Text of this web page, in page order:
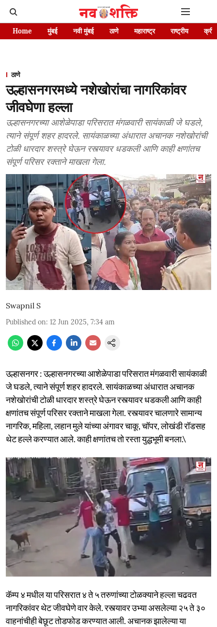
Home मुंबई नवी मुंबई ठाणे महाराष्ट्र राष्ट्रीय
ठाणे
उल्हासनगरमध्ये नशेखोरांचा नागरिकांवर
जीवघेणा हल्ला
उल्हासनगरच्या आशेळेपाडा परिसरात मंगळवारी सायंकाळी जे घडले,
त्याने संपूर्ण शहर हादरले. सायंकाळच्या अंधारात अचानक नशेखोरांची
टोळी धारदार शस्त्रे घेऊन रस्त्यावर धडकली आणि काही क्षणांतच
संपूर्ण परिसर रक्ताने माखला गेला.
Swapnil S
Published on: 12 Jun 2025, 7:34 am
उल्हासनगर : उल्हासनगरच्या आशेळेपाडा परिसरात मंगळवारी सायंकाळी
जे घडले, त्याने संपूर्ण शहर हादरले. सायंकाळच्या अंधारात अचानक
नशेखोरांची टोळी धारदार शस्त्रे घेऊन रस्त्यावर धडकली आणि काही
क्षणांतच संपूर्ण परिसर रक्ताने माखला गेला. रस्त्यावर चालणारे सामान्य
नागरिक, महिला, लहान मुले यांच्या अंगावर चाकू, चॉपर, लोखंडी रॉडसह
थेट हल्ले करण्यात आले. काही क्षणांतच तो रस्ता युद्धभूमी बनला.\
कॅम्प ४ मधील या परिसरात ४ ते ५ तरुणांच्या टोळक्याने हल्ला चढवत
नागरिकांवर थेट जीवघेणे वार केले. रस्त्यावर उभ्या असलेल्या २५ ते ३०
वाहनांचीही बेछूट तोडफोड करण्यात आली. अचानक झालेल्या या